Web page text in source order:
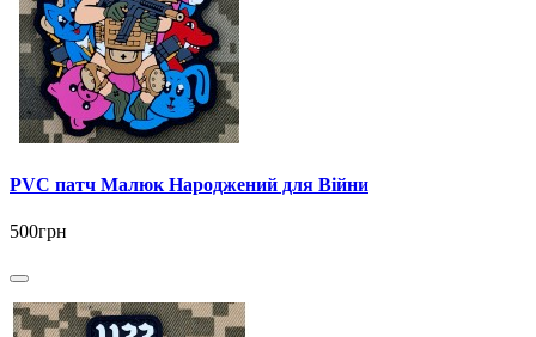
PVC патч Малюк Народжений для Війни
500грн